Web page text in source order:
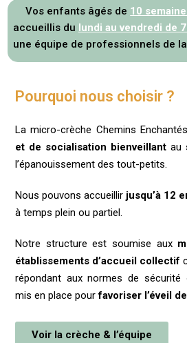
Vos enfants âgés de 10
accueillis du lundi au vendredi de
une équipe de professionnels de
Pourquoi nous choisir ?
La micro-crèche Chemins
et de socialisation bienveillantau
l’épanouissement des tout-petits.
Nous pouvons accueillir jusqu’à 12
à temps plein ou partiel.
Notre structure est soumise aux
établissements d’accueil collectif
répondant aux normes de sécurité
mis en place pourfavoriser l’éveil
Voir la crèche & l’équipe